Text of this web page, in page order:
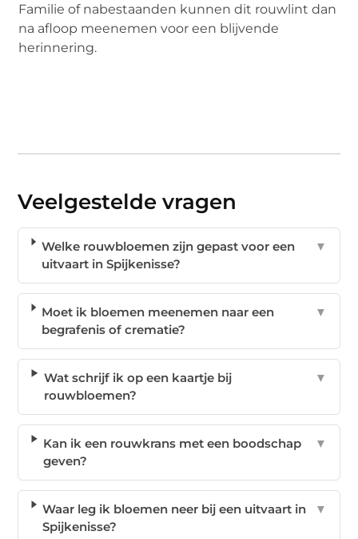
Familie of nabestaanden kunnen dit rouwlint dan
na afloop meenemen voor een blijvende
herinnering.
Veelgestelde vragen
Welke rouwbloemen zijn gepast voor een
uitvaart in Spijkenisse?
▼
Moet ik bloemen meenemen naar een
begrafenis of crematie?
▼
Wat schrijf ik op een kaartje bij
rouwbloemen?
▼
Kan ik een rouwkrans met een boodschap
geven?
▼
Waar leg ik bloemen neer bij een uitvaart in
Spijkenisse?
▼